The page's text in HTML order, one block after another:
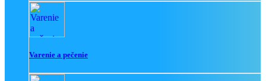
Varenie a pečenie